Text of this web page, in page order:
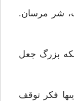
شر مرسان.
بزرگ جعل
فكر توقف